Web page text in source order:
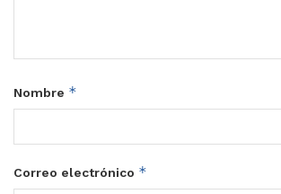
Nombre *
Correo electrónico *